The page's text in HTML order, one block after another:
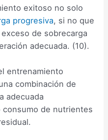
exitoso no solo
progresiva, si no que
de sobrecarga
adecuada. (10).
entrenamiento
combinación de
adecuada
de nutrientes